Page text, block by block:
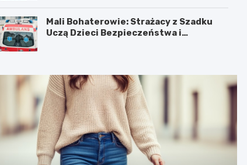
Mali Bohaterowie: Strażacy z Szadku
Uczą Dzieci Bezpieczeństwa i